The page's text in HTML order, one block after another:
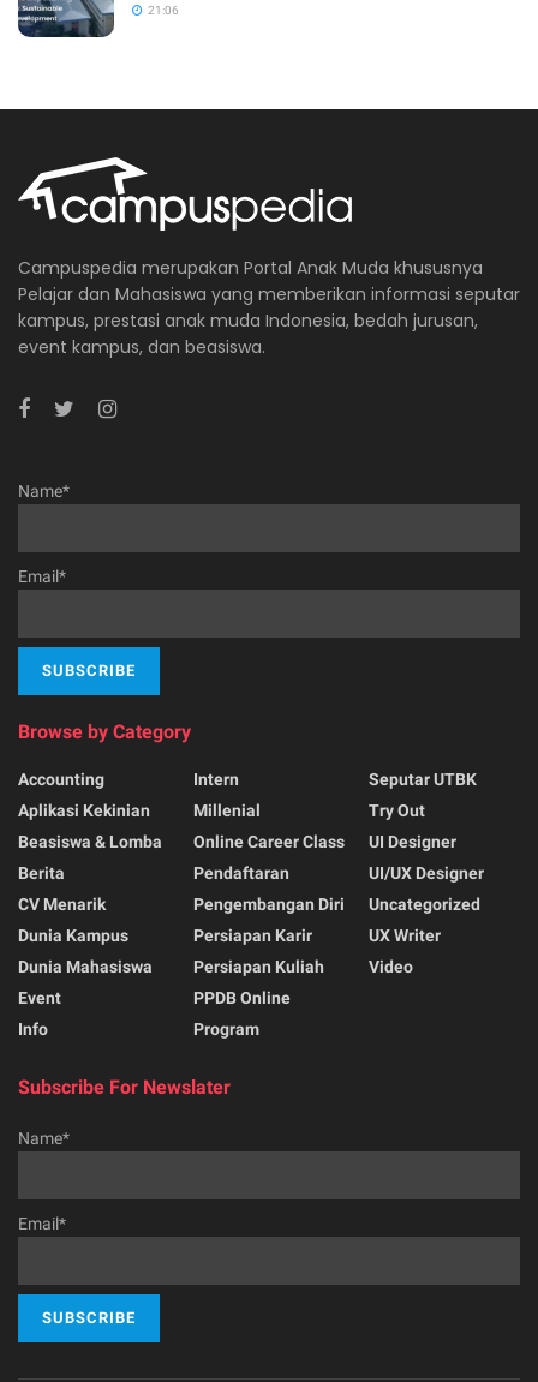
21:06
Campuspedia merupakan Portal Anak Muda khususnya
Pelajar dan Mahasiswa yang memberikan informasi seputar
kampus, prestasi anak muda Indonesia, bedah jurusan,
event kampus, dan beasiswa.
Name*
Email*
Browse by Category
Accounting
Aplikasi Kekinian
Beasiswa & Lomba
Berita
CV Menarik
Dunia Kampus
Dunia Mahasiswa
Event
Info
Intern
Millenial
Online Career Class
Pendaftaran
Pengembangan Diri
Persiapan Karir
Persiapan Kuliah
PPDB Online
Program
Seputar UTBK
Try Out
UI Designer
UI/UX Designer
Uncategorized
UX Writer
Video
Subscribe For Newslater
Name*
Email*